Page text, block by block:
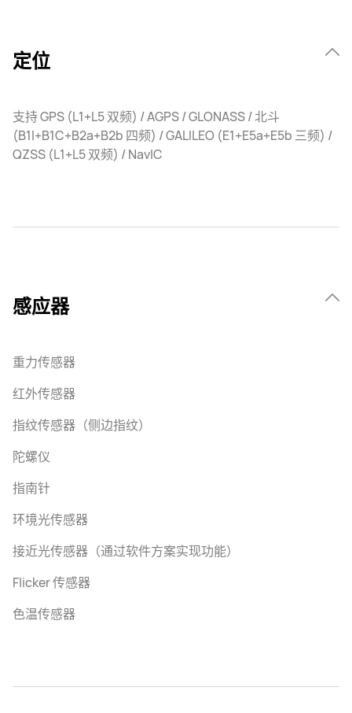
定位
支持 GPS (L1+L5 双频) / AGPS / GLONASS / 北斗
(B1I+B1C+B2a+B2b 四频) / GALILEO (E1+E5a+E5b 三频) /
QZSS (L1+L5 双频) / NavIC
感应器
重力传感器
红外传感器
指纹传感器（侧边指纹）
陀螺仪
指南针
环境光传感器
接近光传感器（通过软件方案实现功能）
Flicker 传感器
色温传感器